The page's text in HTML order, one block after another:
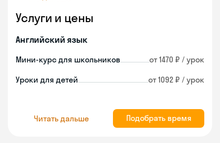
Услуги и цены
Английский язык
Мини-курс для школьников от 1470 ₽ / урок
Уроки для детей от 1092 ₽ / урок
Читать дальше Подобрать время